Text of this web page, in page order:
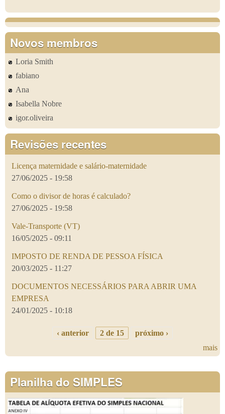
Novos membros
Loria Smith
fabiano
Ana
Isabella Nobre
igor.oliveira
Revisões recentes
Licença maternidade e salário-maternidade
27/06/2025 - 19:58
Como o divisor de horas é calculado?
27/06/2025 - 19:58
Vale-Transporte (VT)
16/05/2025 - 09:11
IMPOSTO DE RENDA DE PESSOA FÍSICA
20/03/2025 - 11:27
DOCUMENTOS NECESSÁRIOS PARA ABRIR UMA
EMPRESA
24/01/2025 - 10:18
‹ anterior 2 de 15
próximo ›
mais
Planilha do SIMPLES